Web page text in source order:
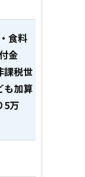
食料
金
課税世
も加算
5万